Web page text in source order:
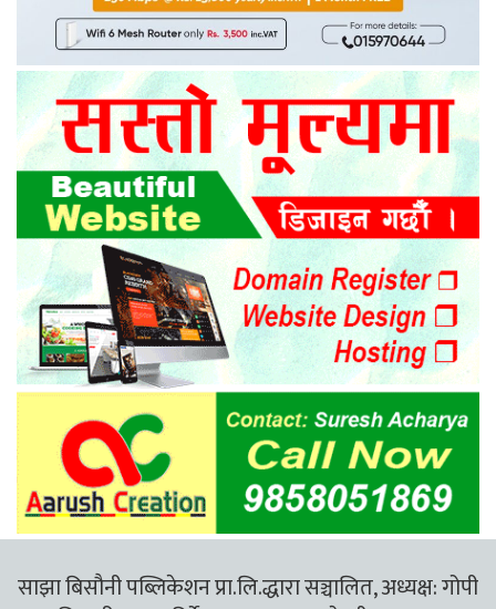
साझा बिसौनी पब्लिकेशन प्रा.लि.द्धारा सञ्चालित, अध्यक्ष: गोपी